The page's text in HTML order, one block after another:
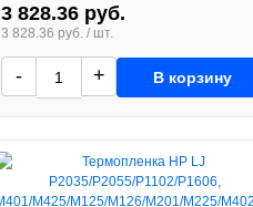
3 828.36 руб.
3 828.36 руб. / шт.
- + В корзину